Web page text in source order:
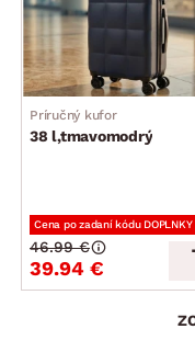
Príručný kufor
38 l,tmavomodrý
Cena po zadaní kódu DOPLNKY
39.94 €
46.99 €